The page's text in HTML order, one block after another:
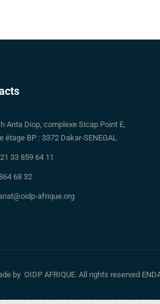
Anta Diop, complexe Sicap Point E,
étage BP : 3372 Dakar-SENEGAL
33 859 64 11
68 32
afrique.org
by OIDP AFRIQUE. All rights reserved